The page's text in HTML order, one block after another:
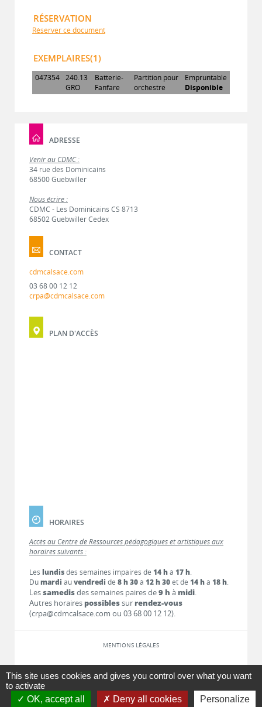
RÉSERVATION
Réserver ce document
EXEMPLAIRES(1)
047354 240.13
GRO
Batterie-
Fanfare
Partition pour
orchestre
Empruntable
Disponible
ADRESSE
Venir au CDMC :
34 rue des Dominicains
68500 Guebwiller
Nous écrire :
CDMC - Les Dominicains CS 8713
68502 Guebwiller Cedex
CONTACT
cdmcalsace.com
03 68 00 12 12
crpa@cdmcalsace.com
PLAN D'ACCÈS
HORAIRES
Accès au Centre de Ressources pédagogiques et artistiques aux
horaires suivants :
Les lundisdes semaines impaires de 14 hà 17 h.
Dumardi auvendredi de 8 h 30à 12 h 30et de 14 hà 18 h.
Lessamedisdes semaines paires de9 h à midi.
Autres horaires possiblessur rendez-vous
(crpa@cdmcalsace.com ou 03 68 00 12 12).
MENTIONS LÉGALES
LIENS
CONTACT
This site uses cookies and gives you control over what you want
to activate
OK, accept all
Deny all cookies Personalize